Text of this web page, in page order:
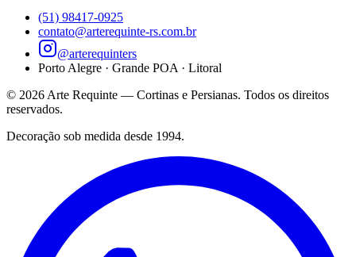
(51) 98417-0925
contato@arterequinte-rs.com.br
@arterequinters
Porto Alegre · Grande POA · Litoral
© 2026 Arte Requinte — Cortinas e Persianas. Todos os direitos
reservados.
Decoração sob medida desde 1994.